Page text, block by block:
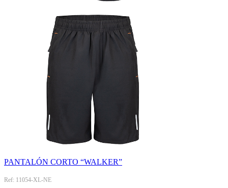
PANTALÓN CORTO “WALKER”
Ref: 11054-XL-NE